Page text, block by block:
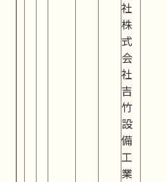
社
株
式
会
社
吉
竹
設
備
工
業